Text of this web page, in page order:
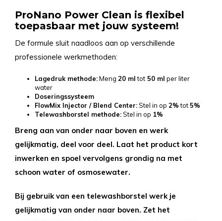
ProNano Power Clean is flexibel
toepasbaar met jouw systeem!
De formule sluit naadloos aan op verschillende
professionele werkmethoden:
Lagedruk methode:Meng 20 mltot 50 ml per liter
water
Doseringssysteem
FlowMix Injector / Blend Center:Stel in op 2%tot5%
Telewashborstel methode:Stel in op 1%
Breng aan van onder naar boven en werk
gelijkmatig, deel voor deel. Laat het product kort
inwerken en spoel vervolgens grondig na met
schoon water of osmosewater.
Bij gebruik van een telewashborstel werk je
gelijkmatig van onder naar boven. Zet het